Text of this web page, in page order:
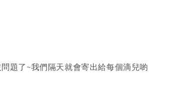
題了~我們隔天就會寄出給每個滴兒喲